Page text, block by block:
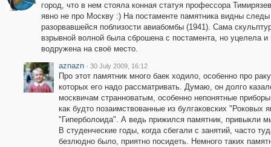
город, что в нем стояла конная статуя профессора
явно не про Москву :) На постаменте памятника видны следы
разорвавшейся поблизости авиабомбы (1941). Сама
взрывной волной была сброшена с постамента, но уцелела и
водружена на своё место.
aznazn · 30 July 2009, 16:12
Про этот памятник много баек ходило, особенно про
которых его надо рассматривать. Думаю, он долго
москвичам странноватым, особенно непонятные
как будто позаимствованные из булгаковских "Роковых
"Гиперболоида". А ведь прижился памятник, привыкли
В студенческие годы, когда сбегали с занятий, часто
безлюдно было, приятно посидеть. Немного таких